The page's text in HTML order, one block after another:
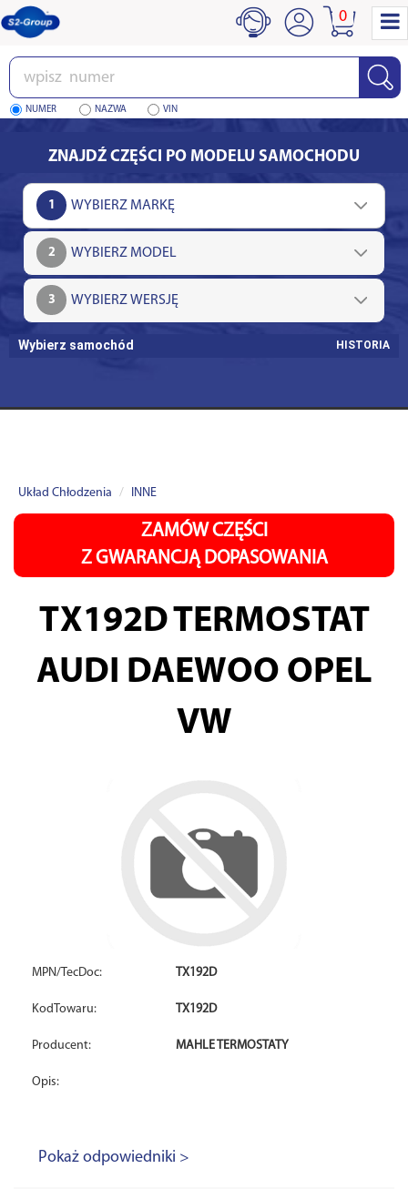
Wpisz
numer
NUMER NAZWA VIN
0
ZNAJDŹ CZĘŚCI PO MODELU SAMOCHODU
1
2
3
Wybierz samochód HISTORIA
Układ Chłodzenia INNE
ZAMÓW CZĘŚCI
Z GWARANCJĄ DOPASOWANIA
TX192DTERMOSTAT
AUDI DAEWOO OPEL
VW
MPN/TecDoc: TX192D
KodTowaru: TX192D
Producent: MAHLE TERMOSTATY
Opis:
Pokaż odpowiedniki >